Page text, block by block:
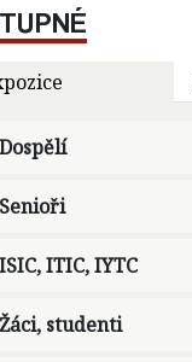
Dospělí
Senioři
ISIC, ITIC, IYTC
Žáci, studenti